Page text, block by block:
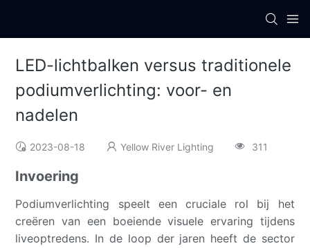
LED-lichtbalken versus traditionele
podiumverlichting: voor- en
nadelen
2023-08-18 Yellow River Lighting 311
Invoering
Podiumverlichting speelt een cruciale rol bij het
creëren van een boeiende visuele ervaring tijdens
liveoptredens. In de loop der jaren heeft de sector